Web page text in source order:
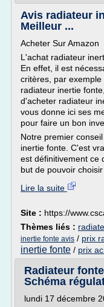
Avis radiateur
Meilleur ...
Acheter Sur Amazon
L'achat radiateur
En effet, il est
critères, par
radiateur inertie
d'acheter radiateur
vous donne ici ses
pour faire un bon
Notre premier
inertie fonte. C'est
est définitivement ce
but de pouvoir
Lire la suite
Site : https://
Thèmes liés :
inertie fonte avis / prix
inertie fonte / prix
Radiateur
Schéma
lundi 17 décembre